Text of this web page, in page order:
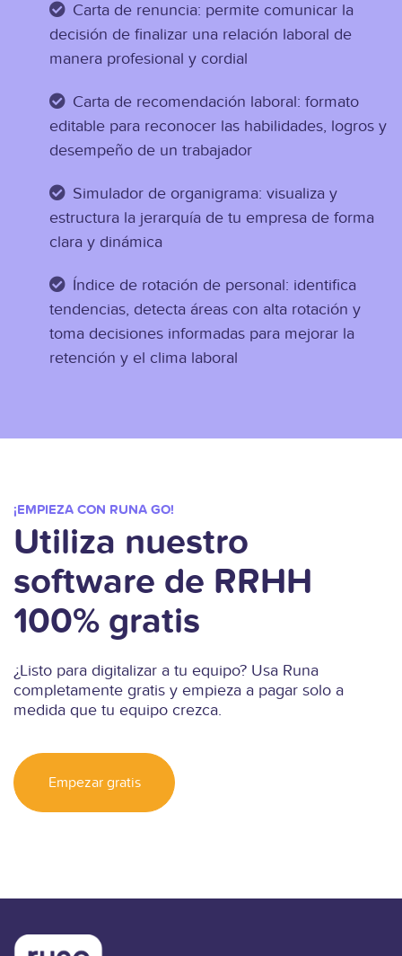
Carta de renuncia: permite comunicar la
decisión de finalizar una relación laboral de
manera profesional y cordial
Carta de recomendación laboral: formato
editable para reconocer las habilidades, logros y
desempeño de un trabajador
Simulador de organigrama: visualiza y
estructura la jerarquía de tu empresa de forma
clara y dinámica
Índice de rotación de personal: identifica
tendencias, detecta áreas con alta rotación y
toma decisiones informadas para mejorar la
retención y el clima laboral
¡EMPIEZA CON RUNA GO!
Utiliza nuestro
software de RRHH
100% gratis
¿Listo para digitalizar a tu equipo? Usa Runa
completamente gratis y empieza a pagar solo a
medida que tu equipo crezca.
Empezar gratis